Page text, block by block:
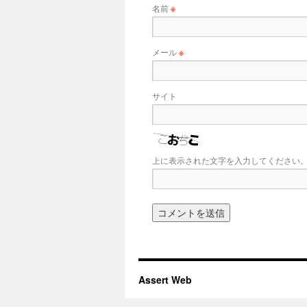
名前※
メール※
サイト
上に表示された文字を入力してください
Assert Web